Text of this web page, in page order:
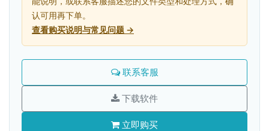
认可用再下单。
查看购买说明与常见问题 →
联系客服
下载软件
立即购买